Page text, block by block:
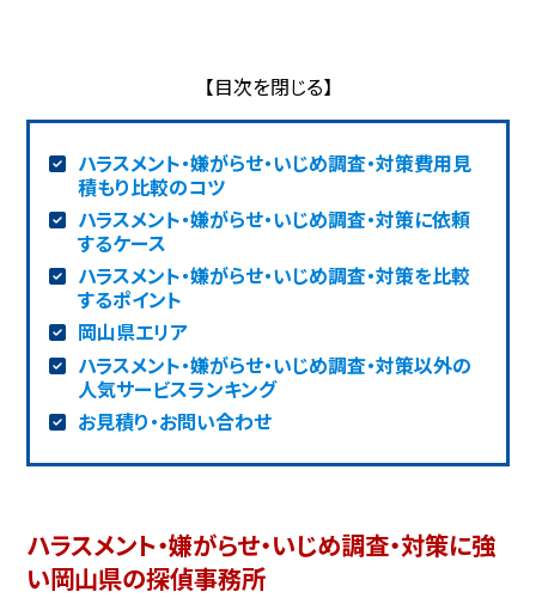
ハラスメント・嫌がらせ・いじめ調査・対策費用見
積もり比較のコツ
ハラスメント・嫌がらせ・いじめ調査・対策に依頼
するケース
ハラスメント・嫌がらせ・いじめ調査・対策を比較
するポイント
岡山県エリア
ハラスメント・嫌がらせ・いじめ調査・対策以外の
人気サービスランキング
お見積り・お問い合わせ
ハラスメント・嫌がらせ・いじめ調査・対策に強
い岡山県の探偵事務所